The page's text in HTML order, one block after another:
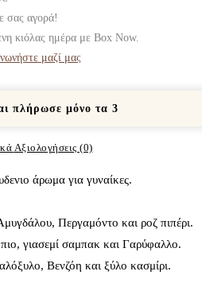
σας αγορά!
κιόλας ημέρα με Box Now.
μαζί μας
πλήρωσε μόνο τα 3
Αξιολογήσεις (0)
άρωμα για γυναίκες.
Περγαμόντο και ροζ πιπέρι.
γιασεμί σαμπακ και Γαρύφαλλο.
Βενζόη και ξύλο κασμίρι.